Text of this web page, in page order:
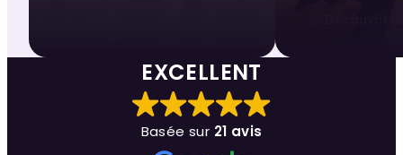
EXCELLENT
Basée sur 21 avis